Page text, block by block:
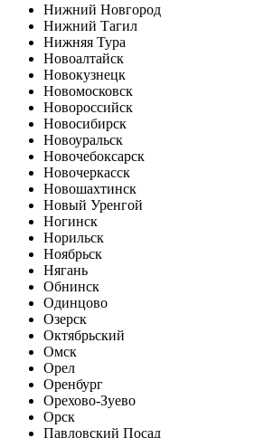
Нижний Новгород
Нижний Тагил
Нижняя Тура
Новоалтайск
Новокузнецк
Новомосковск
Новороссийск
Новосибирск
Новоуральск
Новочебоксарск
Новочеркасск
Новошахтинск
Новый Уренгой
Ногинск
Норильск
Ноябрьск
Нягань
Обнинск
Одинцово
Озерск
Октябрьский
Омск
Орел
Оренбург
Орехово-Зуево
Орск
Павловский Посад